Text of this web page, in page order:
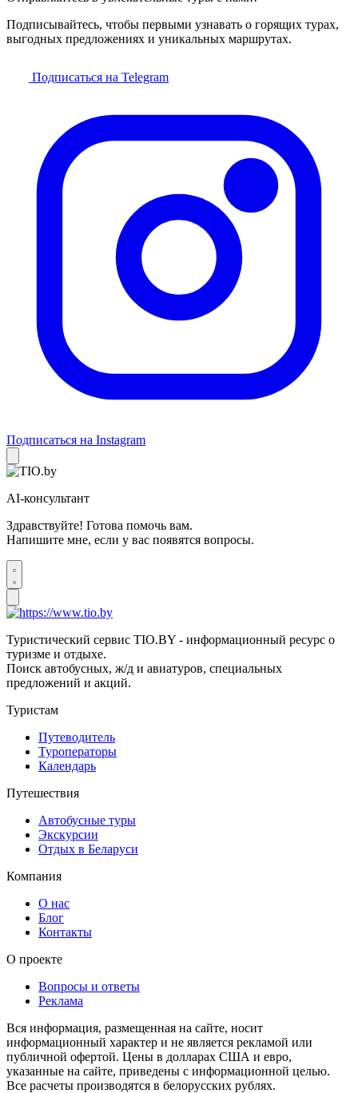
Подписывайтесь, чтобы первыми узнавать о горящих турах,
выгодных предложениях и уникальных маршрутах.
Подписаться на Telegram
Подписаться на Instagram
AI-консультант
Здравствуйте! Готова помочь вам.
Напишите мне, если у вас появятся вопросы.
Туристический сервис TIO.BY - информационный ресурс о
туризме и отдыхе.
Поиск автобусных, ж/д и авиатуров, специальных
предложений и акций.
Туристам
Путеводитель
Туроператоры
Календарь
Путешествия
Автобусные туры
Экскурсии
Отдых в Беларуси
Компания
О нас
Блог
Контакты
О проекте
Вопросы и ответы
Реклама
Вся информация, размещенная на сайте, носит
информационный характер и не является рекламой или
публичной офертой. Цены в долларах США и евро,
указанные на сайте, приведены с информационной целью.
Все расчеты производятся в белорусских рублях.